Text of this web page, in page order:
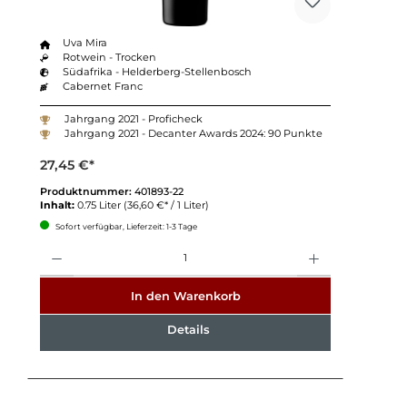
Uva Mira
Rotwein - Trocken
Südafrika - Helderberg-Stellenbosch
Cabernet Franc
Jahrgang 2021 - Proficheck
Jahrgang 2021 - Decanter Awards 2024: 90 Punkte
27,45 €*
Produktnummer: 401893-22
Inhalt: 0.75 Liter (36,60 €* / 1 Liter)
Sofort verfügbar, Lieferzeit: 1-3 Tage
In den Warenkorb
Details